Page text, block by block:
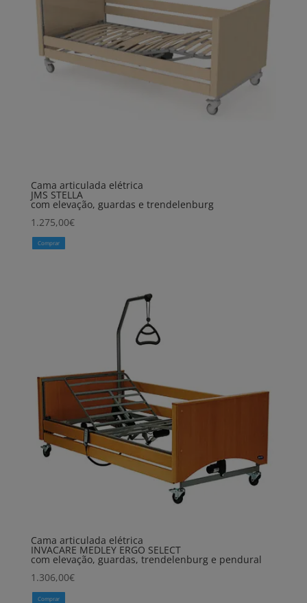
Cama articulada elétrica
JMS STELLA
com elevação, guardas e trendelenburg
1.275,00€
Comprar
Cama articulada elétrica
INVACARE MEDLEY ERGO SELECT
com elevação, guardas, trendelenburg e pendural
1.306,00€
Comprar